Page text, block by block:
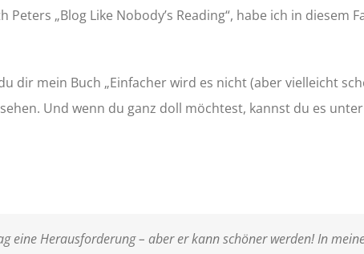
„Blog Like Nobody’s Reading“, habe ich in diesem
dir mein Buch „Einfacher wird es nicht (aber vielleicht
Und wenn du ganz doll möchtest, kannst du es
eine Herausforderung – aber er kann schöner werden! In